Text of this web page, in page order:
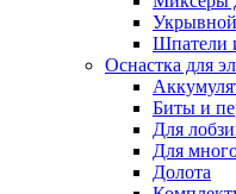
Шпатели
Оснастка для
Биты и
Для
Для
Долота